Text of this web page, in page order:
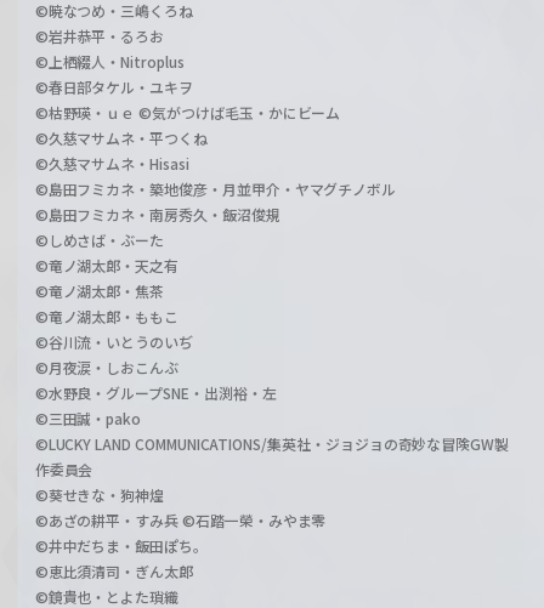
©暁なつめ・三嶋くろね
©岩井恭平・るろお
©上栖綴人・Nitroplus
©春日部タケル・ユキヲ
©枯野瑛・ｕｅ ©気がつけば毛玉・かにビーム
©久慈マサムネ・平つくね
©久慈マサムネ・Hisasi
©島田フミカネ・築地俊彦・月並甲介・ヤマグチノボル
©島田フミカネ・南房秀久・飯沼俊規
©しめさば・ぶーた
©竜ノ湖太郎・天之有
©竜ノ湖太郎・焦茶
©竜ノ湖太郎・ももこ
©谷川流・いとうのいぢ
©月夜涙・しおこんぶ
©水野良・グループSNE・出渕裕・左
©三田誠・pako
©LUCKY LAND COMMUNICATIONS/集英社・ジョジョの奇妙な冒険GW製
作委員会
©葵せきな・狗神煌
©あざの耕平・すみ兵 ©石踏一榮・みやま零
©井中だちま・飯田ぽち。
©恵比須清司・ぎん太郎
©鏡貴也・とよた瑣織